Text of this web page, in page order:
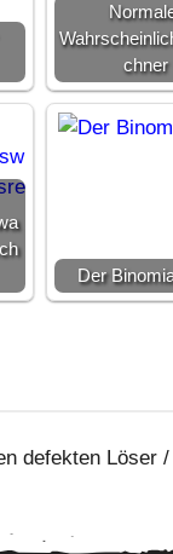
chner
Der
defekten Löser